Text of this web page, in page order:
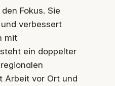
Fokus. Sie
verbessert
mit
ein doppelter
Arbeit vor Ort und